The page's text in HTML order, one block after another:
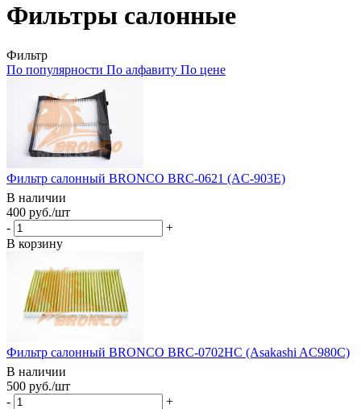
Фильтры салонные
Фильтр
По популярности По алфавиту По цене
Фильтр салонный BRONCO BRC-0621 (AC-903E)
В наличии
400 руб./шт
-
+
В корзину
Фильтр салонный BRONCO BRC-0702HC (Asakashi AC980C)
В наличии
500 руб./шт
-
+